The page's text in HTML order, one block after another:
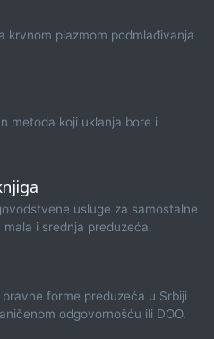
krvnom plazmom podmlađivanja
metoda koji uklanja bore i
usluge za samostalne
i srednja preduzeća.
forme preduzeća u Srbiji
odgovornošću ili DOO.